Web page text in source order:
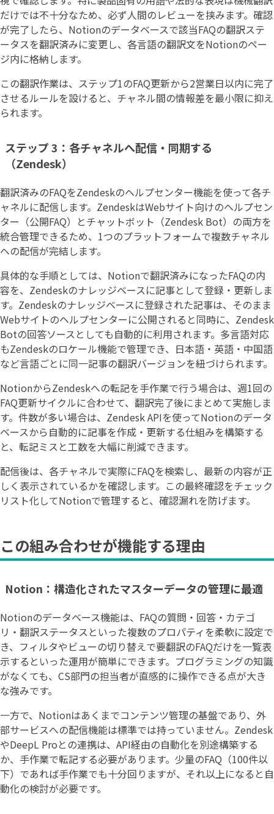
だけでは不十分なため、必ず人間のレビューを挟みます。確認
が完了したら、Notionのデータベースで該当FAQの翻訳ステ
ータスを翻訳済みに変更し、各言語の翻訳文をNotionのペー
ジ内に格納します。
この翻訳作業は、ステップ1のFAQ更新から2営業日以内に完了
させるルールを設けると、チャネル間の情報差を最小限に抑え
られます。
ステップ 3：各チャネルへ配信・同期する
（Zendesk）
翻訳済みのFAQをZendeskのヘルプセンター機能を使って各チ
ャネルに配信します。ZendeskはWebサイト向けのヘルプセン
ター（公開FAQ）とチャットボット（Zendesk Bot）の両方を
統合管理できるため、1つのプラットフォームで複数チャネル
への配信が完結します。
具体的な手順としては、Notionで翻訳済みになったFAQの内
容を、Zendeskのナレッジベースに記事として登録・更新しま
す。Zendeskのナレッジベースに登録された記事は、そのまま
Webサイトのヘルプセンターに公開されると同時に、Zendesk
Botの回答ソースとしても自動的に利用されます。多言語対応
もZendeskのロケール機能で管理でき、日本語・英語・中国語
など言語ごとに同一記事の翻訳バージョンを紐づけられます。
NotionからZendeskへの転記を手作業で行う場合は、週1回の
FAQ更新サイクルに合わせて、翻訳完了後にまとめて実施しま
す。件数が多い場合は、Zendesk APIを使ってNotionのデータ
ベースから自動的に記事を作成・更新する仕組みを構築する
と、転記ミスと工数を大幅に削減できます。
配信後は、各チャネルで実際にFAQを検索し、最新の内容が正
しく表示されているかを確認します。この最終確認をチェック
リスト化してNotionで管理すると、確認漏れを防げます。
この組み合わせが機能する理由
Notion：構造化されたマスターデータの管理に最適
Notionのデータベース機能は、FAQの質問・回答・カテゴ
リ・翻訳ステータスといった複数のプロパティを柔軟に設定で
き、フィルタやビューの切り替えで要翻訳のFAQだけを一覧表
示するといった運用が簡単にできます。プログラミングの知識
がなくても、CS部門の担当者が直感的に操作できる点が大き
な強みです。
一方で、Notionはあくまでコンテンツ管理の基盤であり、外
部サービスへの配信機能は標準では持っていません。Zendesk
やDeepL Proとの連携は、API経由の自動化を別途構築する
か、手作業で転記する必要があります。少量のFAQ（100件以
下）であれば手作業でも十分回りますが、それ以上になると自
動化の検討が必要です。